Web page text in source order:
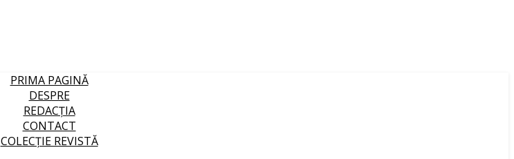
PRIMA PAGINĂ
DESPRE
REDACȚIA
CONTACT
COLECȚIE REVISTĂ